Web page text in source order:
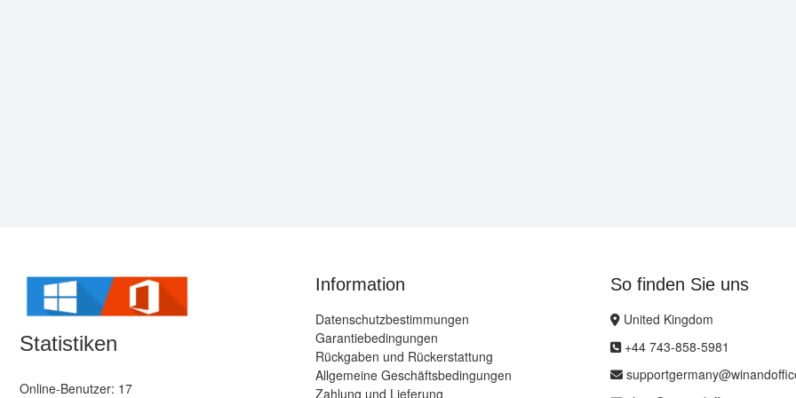
Statistiken
Online-Benutzer: 17
Information
Datenschutzbestimmungen
Garantiebedingungen
Rückgaben und Rückerstattung
Allgemeine Geschäftsbedingungen
Zahlung und Lieferung
So finden Sie uns
United Kingdom
+44 743-858-5981